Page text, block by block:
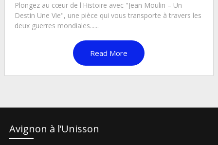
Plongez au cœur de l'Histoire avec "Jean Moulin – Un
Destin Une Vie", une pièce qui vous transporte à travers les
deux guerres mondiales......
Read More
Avignon à l’Unisson